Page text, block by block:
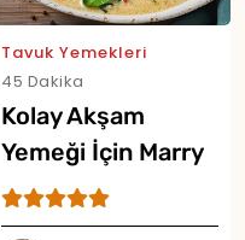
Tavuk Yemekleri
45 Dakika
Kolay Akşam
Yemeği İçin Marry
Me Chicken Tarifi